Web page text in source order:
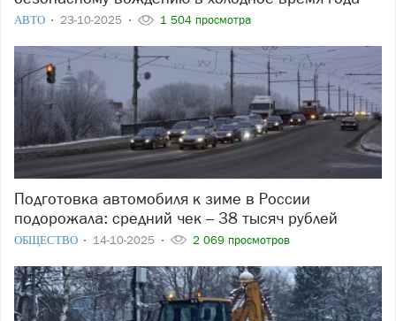
АВТО 23-10-2025 1 504 просмотра
Подготовка автомобиля к зиме в России
подорожала: средний чек – 38 тысяч рублей
ОБЩЕСТВО 14-10-2025 2 069 просмотров